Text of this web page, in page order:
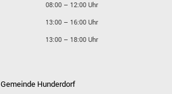
08:00 – 12:00 Uhr
13:00 – 16:00 Uhr
13:00 – 18:00 Uhr
Gemeinde Hunderdorf